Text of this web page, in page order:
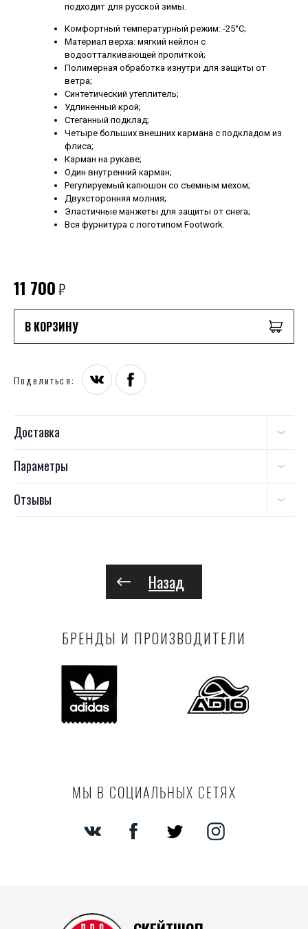
подходит для русской зимы.
Комфортный температурный режим: -25°C;
Материал верха: мягкий нейлон с
водоотталкивающей пропиткой;
Полимерная обработка изнутри для защиты от
ветра;
Синтетический утеплитель;
Удлиненный крой;
Стеганный подклад;
Четыре больших внешних кармана с подкладом из
флиса;
Карман на рукаве;
Один внутренний карман;
Регулируемый капюшон со съемным мехом;
Двухсторонняя молния;
Эластичные манжеты для защиты от снега;
Вся фурнитура с логотипом Footwork.
11 700₽
В КОРЗИНУ
Поделиться:
Доставка
Параметры
Отзывы
Назад
БРЕНДЫ И ПРОИЗВОДИТЕЛИ
МЫ В СОЦИАЛЬНЫХ СЕТЯХ